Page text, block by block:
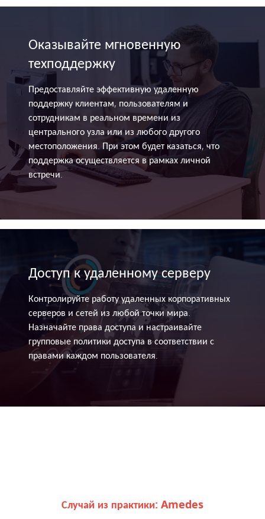
Оказывайте мгновенную
техподдержку
Предоставляйте эффективную удаленную
поддержку клиентам, пользователям и
сотрудникам в реальном времени из
центрального узла или из любого другого
местоположения. При этом будет казаться, что
поддержка осуществляется в рамках личной
встречи.
Доступ к удаленному серверу
Контролируйте работу удаленных корпоративных
серверов и сетей из любой точки мира.
Назначайте права доступа и настраивайте
групповые политики доступа в соответствии с
правами каждом пользователя.
Случай из практики: Amedes